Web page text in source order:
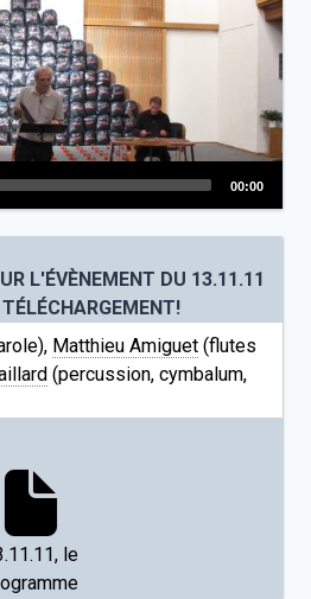
00:00
L'ÉVÈNEMENT DU 13.11.11
Matthieu Amiguet (flutes
(percussion, cymbalum,
le